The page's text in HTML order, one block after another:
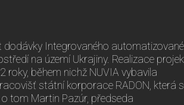
Integrovaného
na území Ukrajiny. Realizace
během nichž NUVIA vybavila
státní korporace RADON, která
tom Martin Pazúr, předseda